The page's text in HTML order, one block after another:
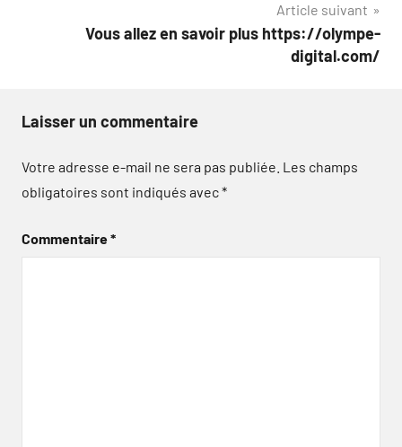
Article suivant
Vous allez en savoir plus https://olympe-
digital.com/
Laisser un commentaire
Votre adresse e-mail ne sera pas publiée. Les champs
obligatoires sont indiqués avec*
Commentaire*